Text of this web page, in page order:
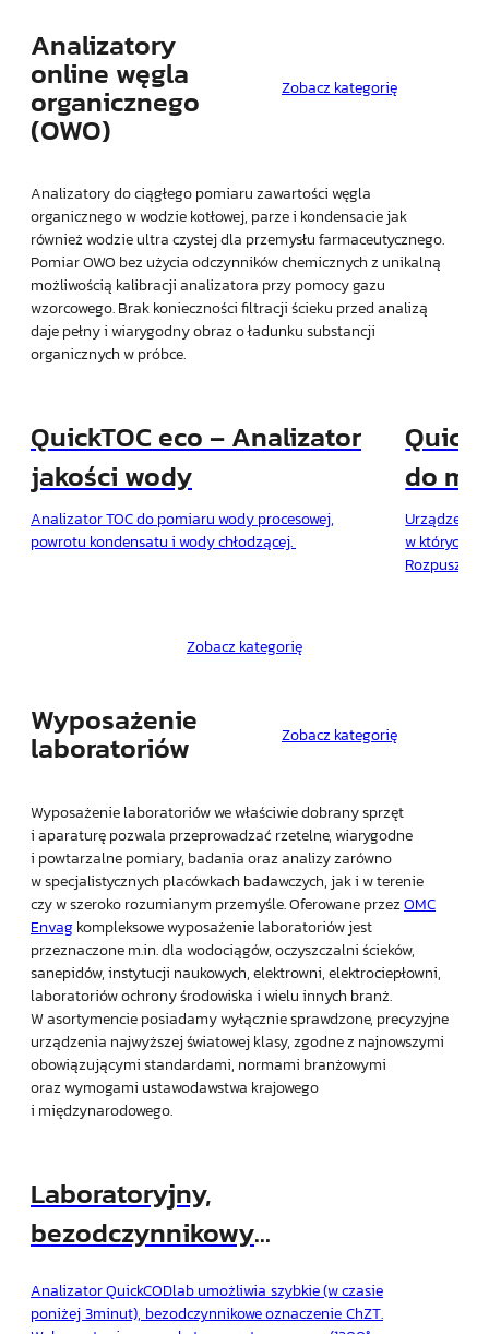
Analizatory
online węgla
organicznego
(OWO)
Zobacz kategorię
Analizatory do ciągłego pomiaru zawartości węgla
organicznego w wodzie kotłowej, parze i kondensacie jak
również wodzie ultra czystej dla przemysłu farmaceutycznego.
Pomiar OWO bez użycia odczynników chemicznych z unikalną
możliwością kalibracji analizatora przy pomocy gazu
wzorcowego. Brak konieczności filtracji ścieku przed analizą
daje pełny i wiarygodny obraz o ładunku substancji
organicznych w próbce.
QuickTOC eco – Analizator
jakości wody
Analizator TOC do pomiaru wody procesowej,
powrotu kondensatu i wody chłodzącej.
do
Urządzenie
w których
Zobacz kategorię
Wyposażenie
laboratoriów Zobacz kategorię
Wyposażenie laboratoriów we właściwie dobrany sprzęt
i aparaturę pozwala przeprowadzać rzetelne, wiarygodne
i powtarzalne pomiary, badania oraz analizy zarówno
w specjalistycznych placówkach badawczych, jak i w terenie
czy w szeroko rozumianym przemyśle. Oferowane przezOMC
Envagkompleksowe wyposażenie laboratoriów jest
przeznaczone m.in. dla wodociągów, oczyszczalni ścieków,
sanepidów, instytucji naukowych, elektrowni, elektrociepłowni,
laboratoriów ochrony środowiska i wielu innych branż.
W asortymencie posiadamy wyłącznie sprawdzone, precyzyjne
urządzenia najwyższej światowej klasy, zgodne z najnowszymi
obowiązującymi standardami, normami branżowymi
oraz wymogami ustawodawstwa krajowego
i międzynarodowego.
Laboratoryjny,
bezodczynnikowy
QuickCODlab firmy LAR
Analizator QuickCODlab umożliwia szybkie (w czasie
poniżej 3minut), bezodczynnikowe oznaczenie ChZT.